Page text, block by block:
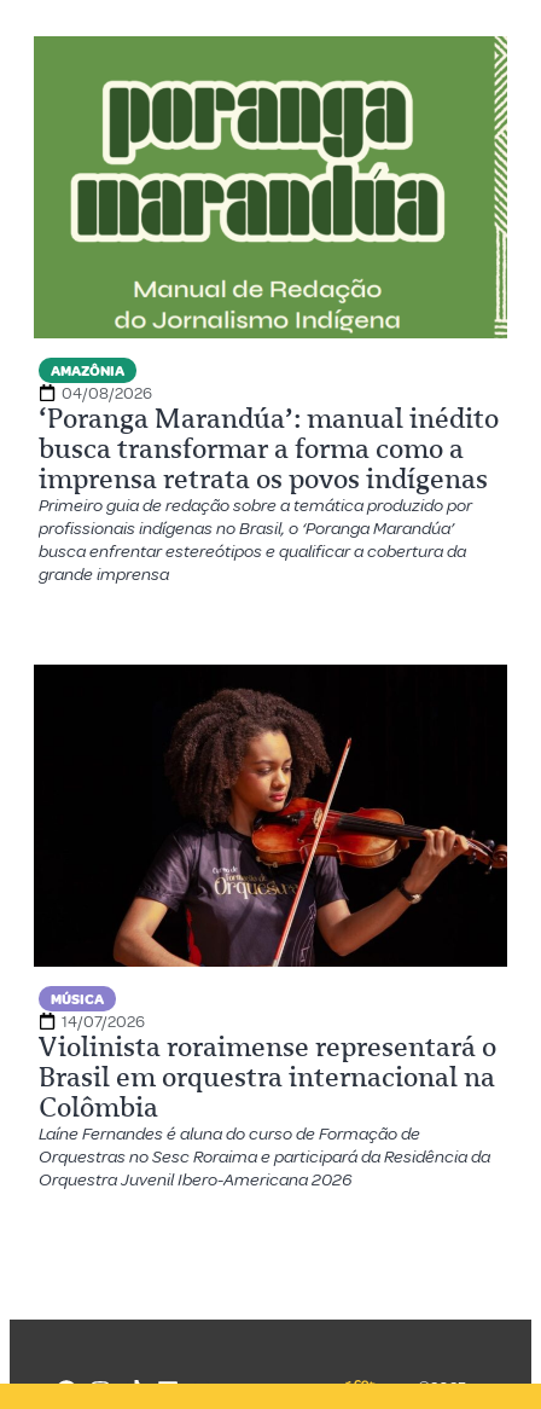
AMAZÔNIA
04/08/2026
‘Poranga Marandúa’: manual inédito
busca transformar a forma como a
imprensa retrata os povos indígenas
Primeiro guia de redação sobre a temática produzido por
profissionais indígenas no Brasil, o ‘Poranga Marandúa’
busca enfrentar estereótipos e qualificar a cobertura da
grande imprensa
MÚSICA
14/07/2026
Violinista roraimense representará o
Brasil em orquestra internacional na
Colômbia
Laíne Fernandes é aluna do curso de Formação de
Orquestras no Sesc Roraima e participará da Residência da
Orquestra Juvenil Ibero-Americana 2026
©2025